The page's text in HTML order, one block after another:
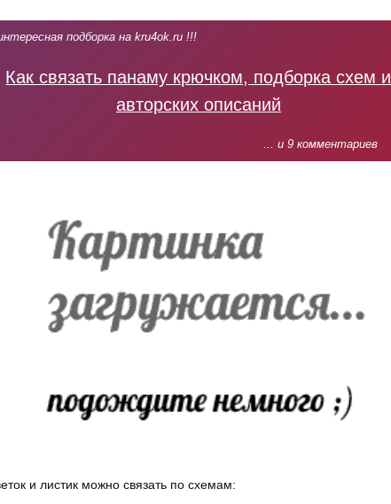
подборка на kru4ok.ru !!!
Как связать панаму крючком, подборка схем и
авторских описаний
... и 9 комментариев
и листик можно связать по схемам: